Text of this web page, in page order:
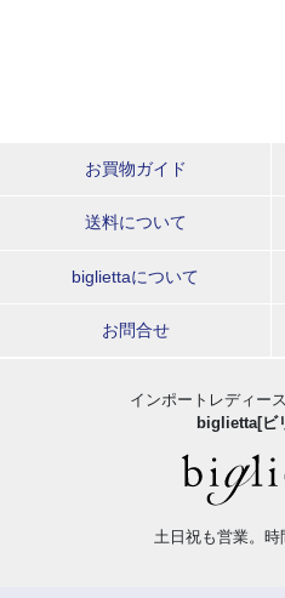
お買物ガイド
送料について
bigliettaについて
お問合せ
インポートレディー
biglietta[ビ
土日祝も営業。時